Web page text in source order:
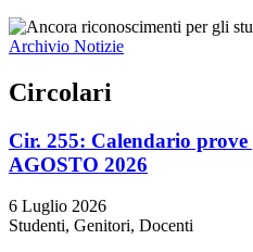
Archivio Notizie
Circolari
Cir. 255: Calendario prove
AGOSTO 2026
6 Luglio 2026
Studenti, Genitori, Docenti